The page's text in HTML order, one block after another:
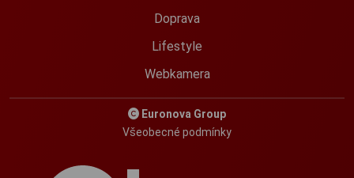
Doprava
Lifestyle
Webkamera
Euronova Group
Všeobecné podmínky